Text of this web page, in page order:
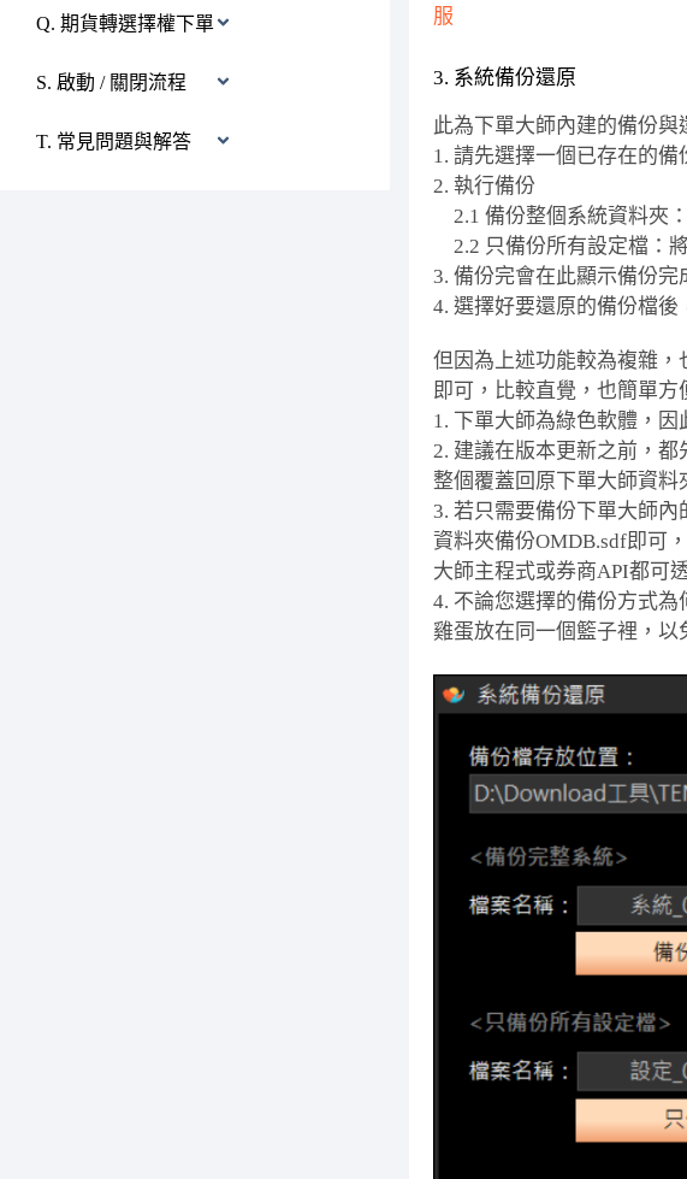
Q. 期貨轉選擇權下單
S. 啟動 / 關閉流程
T. 常見問題與解答
服
3. 系統備份還原
此為下單大師內建的備份與
1. 請先選擇一個已存在的備
2. 執行備份
2.1 備份整個系統資料夾
2.2 只備份所有設定檔：
3. 備份完會在此顯示備份
4. 選擇好要還原的備份檔後
但因為上述功能較為複雜
即可，比較直覺，也簡單方
1. 下單大師為綠色軟體，
2. 建議在版本更新之前，
整個覆蓋回原下單大師資料
3. 若只需要備份下單大師
資料夾備份OMDB.sdf即可
大師主程式或券商API都可
4. 不論您選擇的備份方式
雞蛋放在同一個籃子裡，以